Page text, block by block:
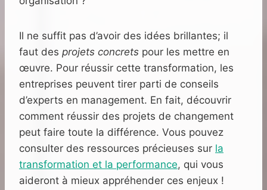
Il ne suffit pas d’avoir des idées brillantes; il
faut des projets concrets pour les mettre en
œuvre. Pour réussir cette transformation, les
entreprises peuvent tirer parti de conseils
d’experts en management. En fait, découvrir
comment réussir des projets de changement
peut faire toute la différence. Vous pouvez
consulter des ressources précieuses sur la
transformation et la performance, qui vous
aideront à mieux appréhender ces enjeux !